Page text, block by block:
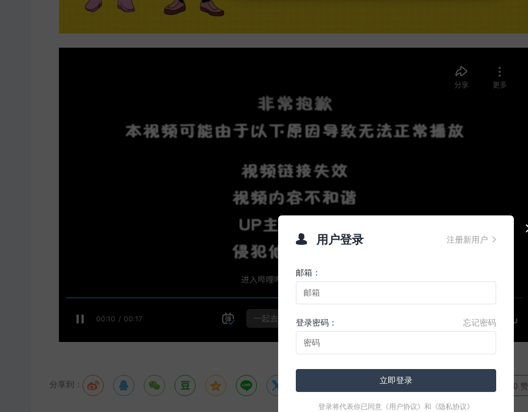
分享到：         0 赞
注册新用户 
 用户登录
邮箱：
忘记密码
登录密码：
立即登录
登录将代表你已同意 《用户协议》 和 《隐私协议》